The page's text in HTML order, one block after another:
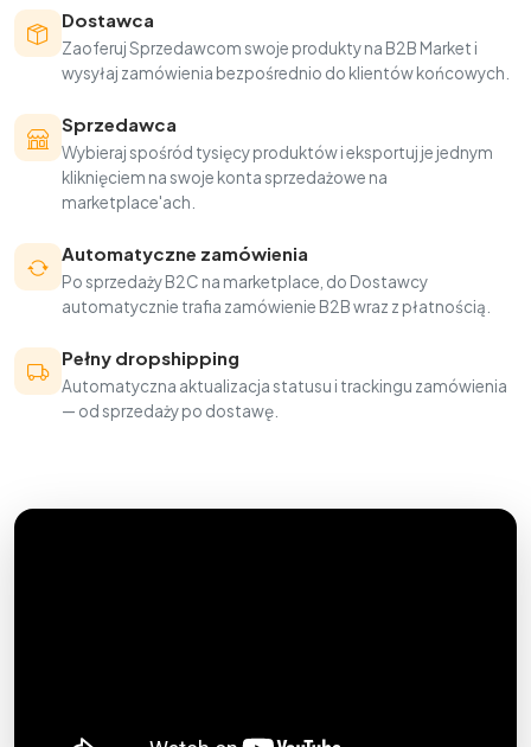
Dostawca
Zaoferuj Sprzedawcom swoje produkty na B2B Market i
wysyłaj zamówienia bezpośrednio do klientów końcowych.
Sprzedawca
Wybieraj spośród tysięcy produktów i eksportuj je jednym
kliknięciem na swoje konta sprzedażowe na
marketplace'ach.
Automatyczne zamówienia
Po sprzedaży B2C na marketplace, do Dostawcy
automatycznie trafia zamówienie B2B wraz z płatnością.
Pełny dropshipping
Automatyczna aktualizacja statusu i trackingu zamówienia
— od sprzedaży po dostawę.